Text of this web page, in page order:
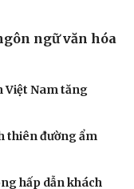
ra thế giới